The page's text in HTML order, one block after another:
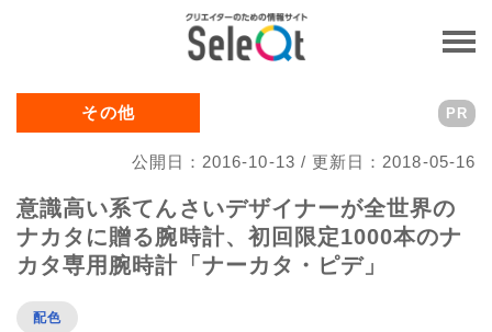
その他
公開日：2016-10-13 / 更新日：2018-05-16
PR
意識高い系てんさいデザイナーが全世界の
ナカタに贈る腕時計、初回限定1000本のナ
カタ専用腕時計「ナーカタ・ピデ」
配色